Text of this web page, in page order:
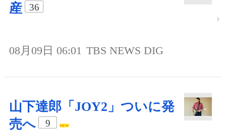
産
36
08月09日 06:01 TBS NEWS DIG
山下達郎「JOY2」ついに発
売へ
9